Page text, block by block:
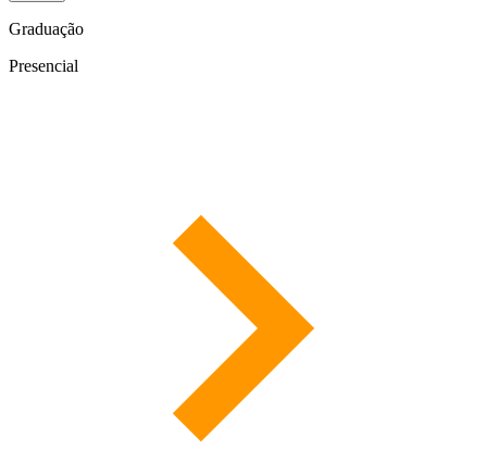
Graduação
Presencial